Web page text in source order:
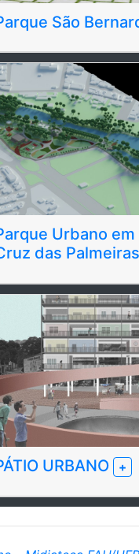
São
Urbano em
das Palmeiras
URBANO +